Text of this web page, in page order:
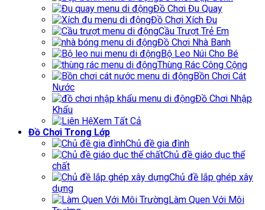
Đồ Chơi Đu Quay
Đồ Chơi Xích Đu
Cầu Trượt Trẻ Em
Đồ Chơi Nhà Banh
Bộ Leo Núi Cho Bé
Thùng Rác Công Cộng
Bồn Chơi Cát
Nước
Đồ Chơi Nhập
Khẩu
Xem Tất Cả
Đồ Chơi Trong Lớp
Chủ đề gia đình
Chủ đề giáo dục thể
chất
Chủ đề lắp ghép xây
dựng
Làm Quen Với Môi